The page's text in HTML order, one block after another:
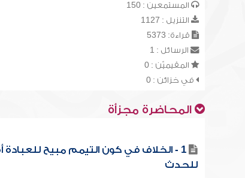
المستمعين : 150
التنزيل : 1127
قراءة: 5373
الرسائل : 1
المقيميّن : 0
في خزائن : 0
المحاضرة مجزأة
1 - الخلاف في كون التيمم مبيح للعبادة
للحدث